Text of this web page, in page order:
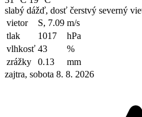
slabý dážď, dosť čerstvý severný
vietor
S, 7.09 m/s
tlak
1017
hPa
vlhkosť 43
%
zrážky
0.13
mm
zajtra, sobota 8. 8. 2026